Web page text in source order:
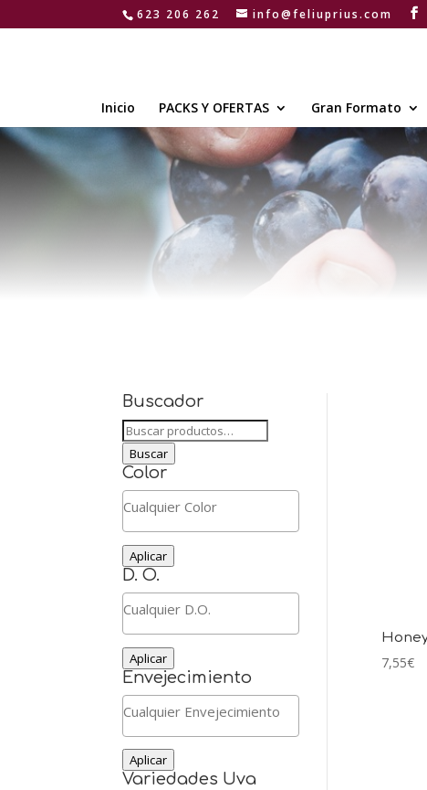
623 206 262 info@feliuprius.com
Inicio PACKS Y OFERTAS Gran Formato
Buscador
Buscar
por:
Buscar
Color
Aplicar
D. O.
Aplicar
Envejecimiento
Aplicar
Variedades Uva
7,55€